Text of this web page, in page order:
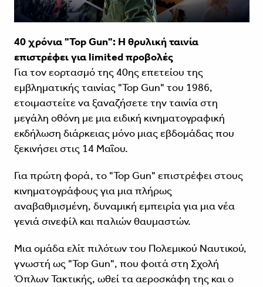
40 χρόνια "Top Gun": Η θρυλική ταινία
επιστρέφει για limited προβολές
Για τον εορτασμό της 40ης επετείου της
εμβληματικής ταινίας "Top Gun" του 1986,
ετοιμαστείτε να ξαναζήσετε την ταινία στη
μεγάλη οθόνη με μια ειδική κινηματογραφική
εκδήλωση διάρκειας μόνο μιας εβδομάδας που
ξεκινήσει στις 14 Μαΐου.
Για πρώτη φορά, το "Top Gun" επιστρέφει στους
κινηματογράφους για μια πλήρως
αναβαθμισμένη, δυναμική εμπειρία για μια νέα
γενιά σινεφίλ και παλιών θαυμαστών.
Μια ομάδα ελίτ πιλότων του Πολεμικού Ναυτικού,
γνωστή ως "Top Gun", που φοιτά στη Σχολή
Όπλων Τακτικής, ωθεί τα αεροσκάφη της και ο